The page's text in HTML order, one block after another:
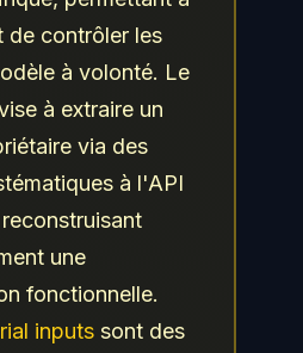
de contrôler les
à volonté. Le
à extraire un
via des
à l'API
une
fonctionnelle.
inputs sont des